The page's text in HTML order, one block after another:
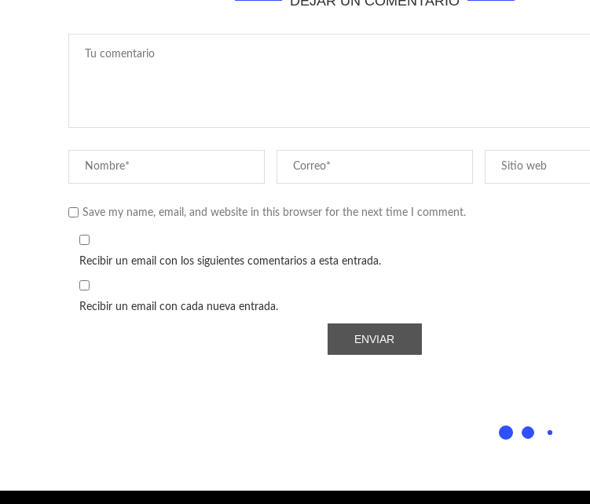
Save my name, email, and website in this browser for the next time I comment.
Recibir un email con los siguientes comentarios a esta entrada.
Recibir un email con cada nueva entrada.